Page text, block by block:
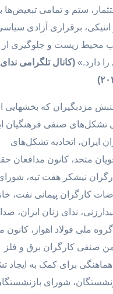
ستم و تمامی تبعیض‌ها
برقراری آزادی
محیط زیست و جلوگیری
دارد.» (کانال تلگرامی
مزدبگیران که بخشهایی
تشکل‌های صنفی فرهنگیان
ایران، اتحادیه تشکل‌های
متحد، کانون مدافعان
نیشکر هفت تپه،
کارگران پیمانی نفت،
ندای زنان ایران،
ملی فولاد اهواز، کانون
صنفی کارگران برق و فلز
هماهنگی برای کمک به ایجاد
شورای